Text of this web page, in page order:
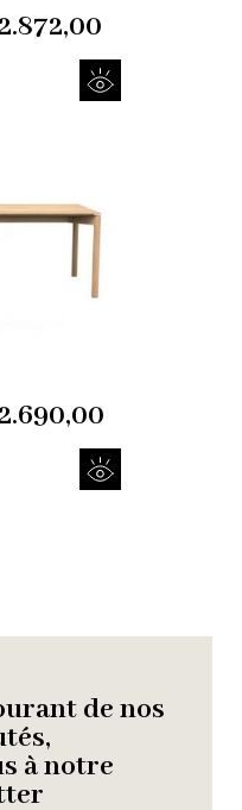
2.872,00
2.690,00
de nos
à notre